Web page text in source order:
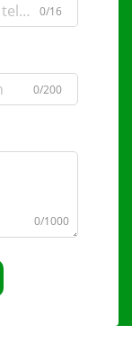
0/16
0/200
0/1000